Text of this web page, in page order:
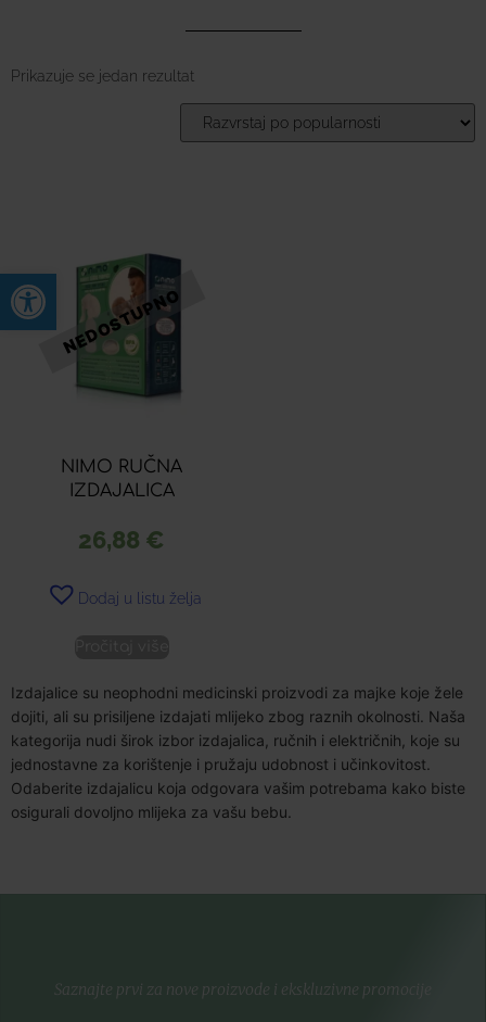
Prikazuje se jedan rezultat
NIMO RUČNA
IZDAJALICA
26,88 €
Dodaj u listu želja
Izdajalice su neophodni medicinski proizvodi za majke koje žele
dojiti, ali su prisiljene izdajati mlijeko zbog raznih okolnosti. Naša
kategorija nudi širok izbor izdajalica, ručnih i električnih, koje su
jednostavne za korištenje i pružaju udobnost i učinkovitost.
Odaberite izdajalicu koja odgovara vašim potrebama kako biste
osigurali dovoljno mlijeka za vašu bebu.
Saznajte prvi za nove proizvode i ekskluzivne promocije
Open toolbar